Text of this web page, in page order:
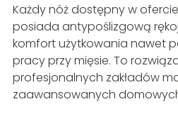
Każdy nóż dostępny w
posiada antypoślizgową
komfort użytkowania nawet
pracy przy mięsie. To
profesjonalnych zakładów
zaawansowanych